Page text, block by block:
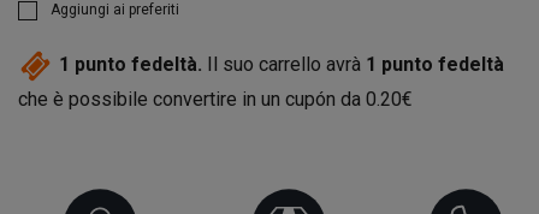
Aggiungi ai preferiti
1 punto fedeltà. Il suo carrello avrà 1 punto fedeltà
che è possibile convertire in un cupón da 0.20€